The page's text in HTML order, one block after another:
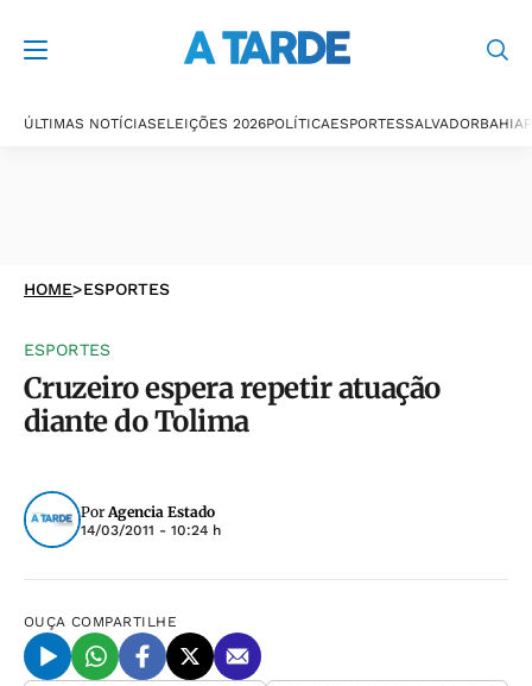
ÚLTIMAS NOTÍCIASELEIÇÕES 2026POLÍTICAESPORTESSALVADORBAHIA
HOME>ESPORTES
ESPORTES
Cruzeiro espera repetir atuação
diante do Tolima
PorAgencia Estado
14/03/2011 - 10:24 h
OUÇA COMPARTILHE